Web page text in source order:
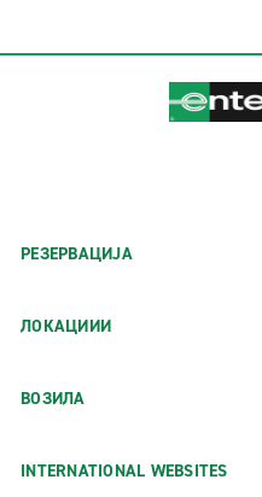
РЕЗЕРВАЦИЈА
ЛОКАЦИИИ
ВОЗИЛА
INTERNATIONAL WEBSITES